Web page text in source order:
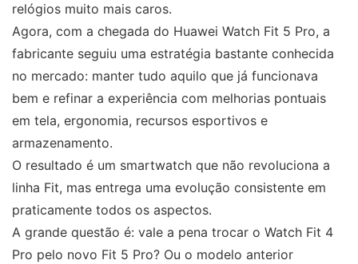
relógios muito mais caros.
Agora, com a chegada do Huawei Watch Fit 5 Pro, a
fabricante seguiu uma estratégia bastante conhecida
no mercado: manter tudo aquilo que já funcionava
bem e refinar a experiência com melhorias pontuais
em tela, ergonomia, recursos esportivos e
armazenamento.
O resultado é um smartwatch que não revoluciona a
linha Fit, mas entrega uma evolução consistente em
praticamente todos os aspectos.
A grande questão é: vale a pena trocar o Watch Fit 4
Pro pelo novo Fit 5 Pro? Ou o modelo anterior